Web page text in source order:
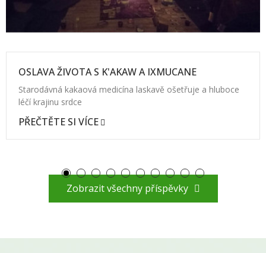
OSLAVA ŽIVOTA S K'AKAW A IXMUCANE
Starodávná kakaová medicína laskavě ošetřuje a hluboce
léčí krajinu srdce
PŘEČTĚTE SI VÍCE
Zobrazit všechny příspěvky